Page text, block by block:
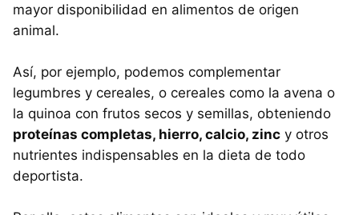
mayor disponibilidad en alimentos de origen
animal.
Así, por ejemplo, podemos complementar
legumbres y cereales, o cereales como la avena o
la quinoa con frutos secos y semillas, obteniendo
proteínas completas, hierro, calcio, zinc y otros
nutrientes indispensables en la dieta de todo
deportista.